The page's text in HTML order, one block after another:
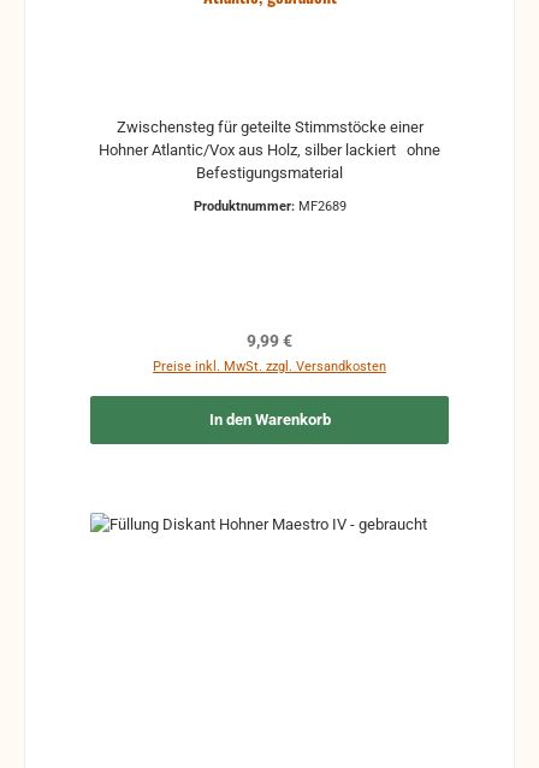
Zwischensteg für geteilte Stimmstöcke einer
Hohner Atlantic/Vox aus Holz, silber lackiert ohne
Befestigungsmaterial
Produktnummer: MF2689
Regulärer Preis:
9,99 €
Preise inkl. MwSt. zzgl. Versandkosten
In den Warenkorb